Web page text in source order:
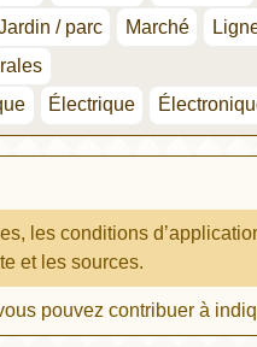
/ parc Marché
Électrique
les conditions
et les sources.
pouvez contribuer à